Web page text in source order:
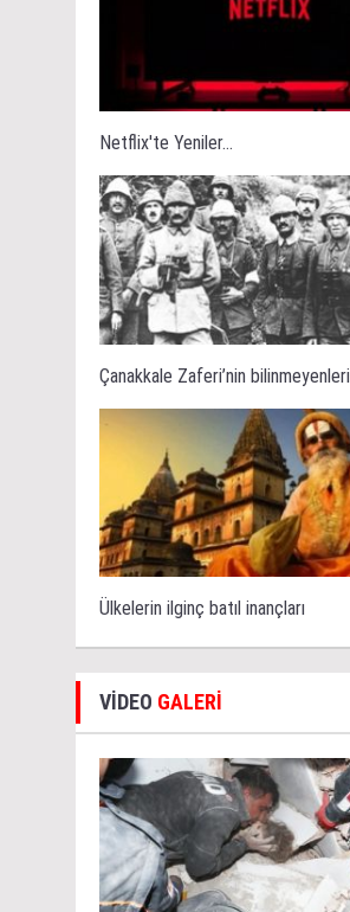
Netflix'te Yeniler...
Çanakkale Zaferi’nin bilinmeyenleri
Ülkelerin ilginç batıl inançları
VİDEO GALERİ